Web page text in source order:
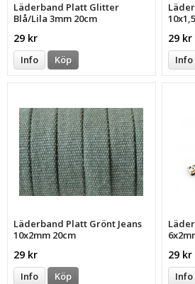
Läderband Platt Glitter
Blå/Lila 3mm 20cm
29 kr
Info Köp
29 kr
Info
Läderband Platt Grönt Jeans
10x2mm 20cm
29 kr
Info Köp
29 kr
Info